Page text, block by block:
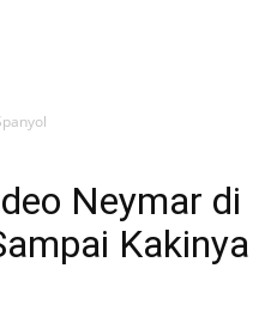
Neymar di
Kakinya